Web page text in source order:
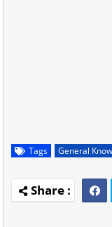
Tags General